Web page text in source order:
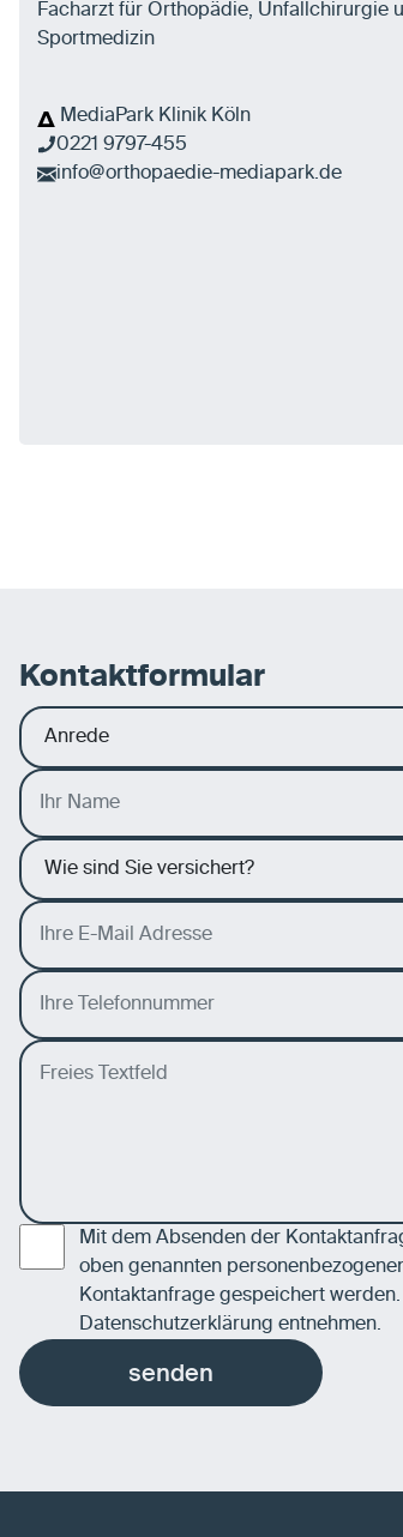
Facharzt für Orthopädie, Unfallchirurgie
Sportmedizin
MediaPark Klinik Köln
0221 9797-455
info@orthopaedie-mediapark.de
Kontaktformular
Mit dem Absenden der
oben genannten
Kontaktanfrage gespeichert
Datenschutzerklärung entnehmen.
senden